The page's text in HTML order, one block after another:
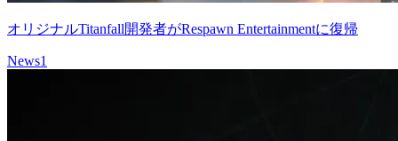
オリジナルTitanfall開発者がRespawn Entertainmentに復帰
News1